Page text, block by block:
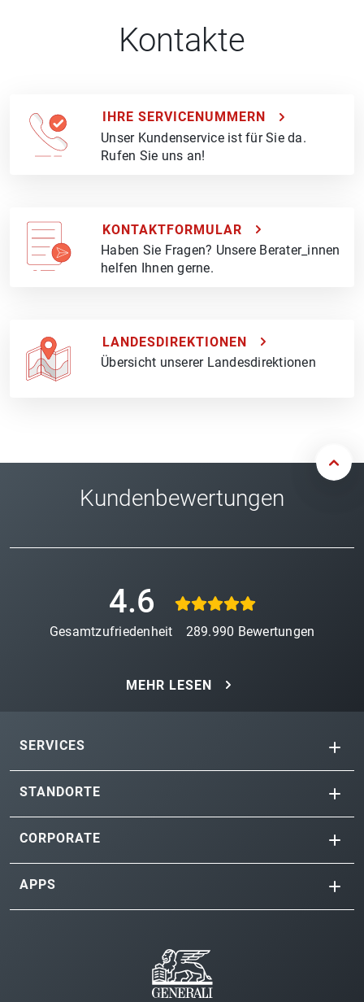
Kontakte
IHRE SERVICENUMMERN
Unser Kundenservice ist für Sie da.
Rufen Sie uns an!
KONTAKTFORMULAR
Haben Sie Fragen? Unsere Berater_innen
helfen Ihnen gerne.
LANDESDIREKTIONEN
Übersicht unserer Landesdirektionen
Kundenbewertungen
4.6
Gesamtzufriedenheit 289.990 Bewertungen
MEHR LESEN
SERVICES
STANDORTE
CORPORATE
APPS